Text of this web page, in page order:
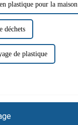
plastique pour la maison
déchets
de plastique